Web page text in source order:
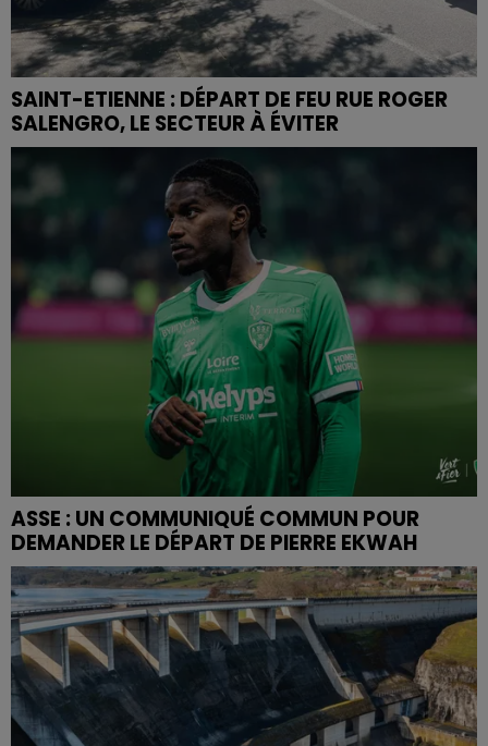
SAINT-ETIENNE : DÉPART DE FEU RUE ROGER
SALENGRO, LE SECTEUR À ÉVITER
ASSE : UN COMMUNIQUÉ COMMUN POUR
DEMANDER LE DÉPART DE PIERRE EKWAH